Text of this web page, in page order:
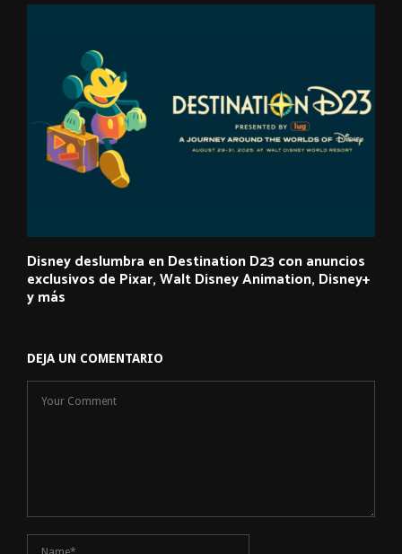
Disney deslumbra en Destination D23 con anuncios
exclusivos de Pixar, Walt Disney Animation, Disney+
y más
DEJA UN COMENTARIO